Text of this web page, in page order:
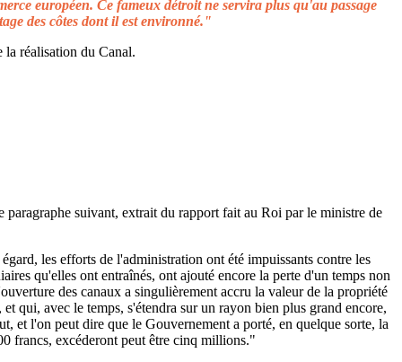
européen. Ce fameux détroit ne servira plus qu'au passage
des côtes dont il est environné."
réalisation du Canal.
suivant, extrait du rapport fait au Roi par le ministre de
les efforts de l'administration ont été impuissants contre les
qu'elles ont entraînés, ont ajouté encore la perte d'un temps non
des canaux a singulièrement accru la valeur de la propriété
qui, avec le temps, s'étendra sur un rayon bien plus grand encore,
et l'on peut dire que le Gouvernement a porté, en quelque sorte, la
francs, excéderont peut être cinq millions."